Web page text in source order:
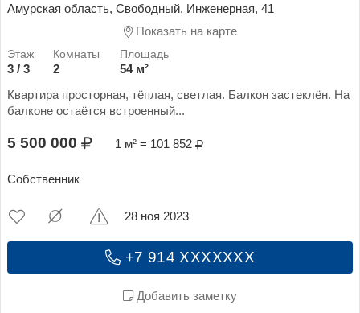
Амурская область, Свободный, Инженерная, 41
Показать на карте
3 / 3 2
54 м²
Квартира просторная, тёплая, светлая. Балкон застеклён. На
балконе остаётся встроенный...
5 500 000 1 м² = 101 852
Собственник
+7 914 XXXXXXX
Добавить заметку
28 ноя 2023